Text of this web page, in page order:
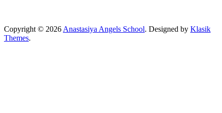
Copyright © 2026 Anastasiya Angels School. Designed by Klasik
Themes.